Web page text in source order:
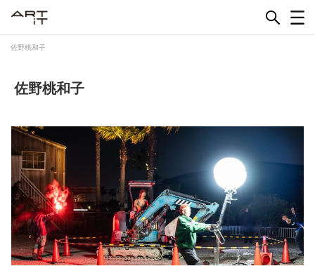
佐野桃和子
佐野桃和子